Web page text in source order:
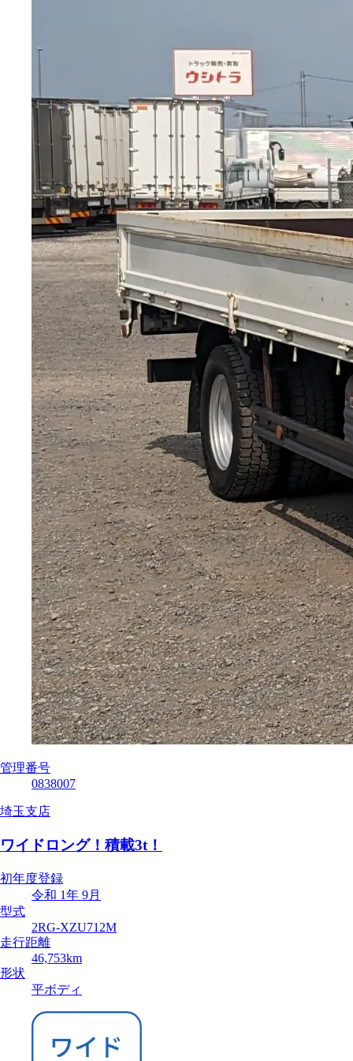
管理番号
0838007
埼玉支店
ワイドロング！積載3t！
初年度登録
令和 1年 9月
型式
2RG-XZU712M
走行距離
46,753km
形状
平ボディ